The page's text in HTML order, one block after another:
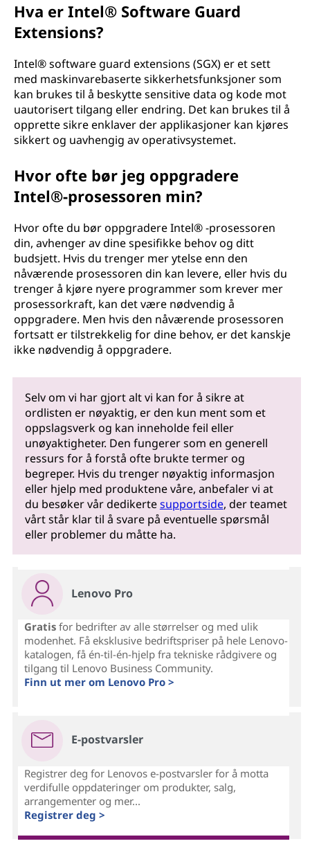
Hva er Intel® Software Guard
Extensions?
Intel® software guard extensions (SGX) er et sett
med maskinvarebaserte sikkerhetsfunksjoner som
kan brukes til å beskytte sensitive data og kode mot
uautorisert tilgang eller endring. Det kan brukes til å
opprette sikre enklaver der applikasjoner kan kjøres
sikkert og uavhengig av operativsystemet.
Hvor ofte bør jeg oppgradere
Intel®-prosessoren min?
Hvor ofte du bør oppgradere Intel® -prosessoren
din, avhenger av dine spesifikke behov og ditt
budsjett. Hvis du trenger mer ytelse enn den
nåværende prosessoren din kan levere, eller hvis du
trenger å kjøre nyere programmer som krever mer
prosessorkraft, kan det være nødvendig å
oppgradere. Men hvis den nåværende prosessoren
fortsatt er tilstrekkelig for dine behov, er det kanskje
ikke nødvendig å oppgradere.
Selv om vi har gjort alt vi kan for å sikre at
ordlisten er nøyaktig, er den kun ment som et
oppslagsverk og kan inneholde feil eller
unøyaktigheter. Den fungerer som en generell
ressurs for å forstå ofte brukte termer og
begreper. Hvis du trenger nøyaktig informasjon
eller hjelp med produktene våre, anbefaler vi at
du besøker vår dedikertesupportside, der teamet
vårt står klar til å svare på eventuelle spørsmål
eller problemer du måtte ha.
Lenovo Pro
Gratisfor bedrifter av alle størrelser og med ulik
modenhet. Få eksklusive bedriftspriser på hele Lenovo-
katalogen, få én-til-én-hjelp fra tekniske rådgivere og
tilgang til Lenovo Business Community.
Finn ut mer om Lenovo Pro >
E-postvarsler
Registrer deg for Lenovos e-postvarsler for å motta
verdifulle oppdateringer om produkter, salg,
arrangementer og mer...
Registrer deg >